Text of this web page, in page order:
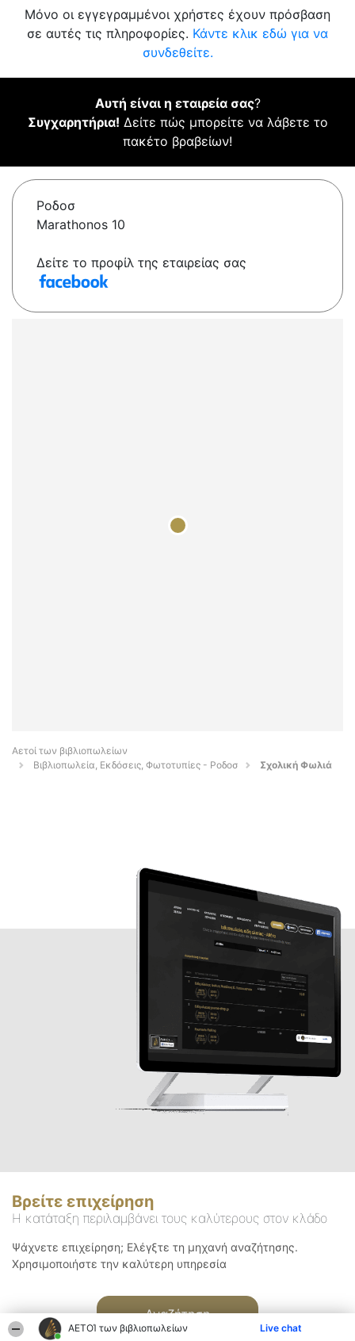
ΑΕΤΟΊ των βιβλιοπωλείων Live chat
Μόνο οι εγγεγραμμένοι χρήστες έχουν πρόσβαση
σε αυτές τις πληροφορίες. Κάντε κλικ εδώ για να
συνδεθείτε.
Αυτή είναι η εταιρεία σας?
Συγχαρητήρια! Δείτε πώς μπορείτε να λάβετε το
πακέτο βραβείων!
Ροδοσ
Marathonos 10
Δείτε το προφίλ της εταιρείας σας
Αετοί των βιβλιοπωλείων
Βιβλιοπωλεία, Εκδόσεις, Φωτοτυπίες - Ροδοσ
Σχολική Φωλιά
Βρείτε επιχείρηση
Η κατάταξη περιλαμβάνει τους καλύτερους στον κλάδο
Ψάχνετε επιχείρηση; Ελέγξτε τη μηχανή αναζήτησης.
Χρησιμοποιήστε την καλύτερη υπηρεσία
Αναζήτηση